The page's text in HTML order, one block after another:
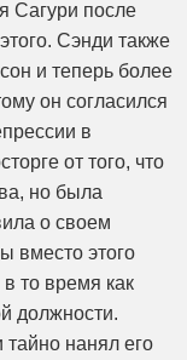
Сагури после
Сэнди также
и теперь более
он согласился
в
от того, что
но была
о своем
вместо этого
то время как
должности.
тайно нанял его